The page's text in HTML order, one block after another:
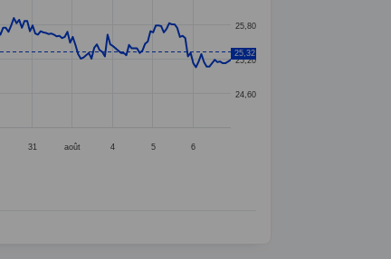
31 août 4 5 6
24,60
25,20
25,80
25,32